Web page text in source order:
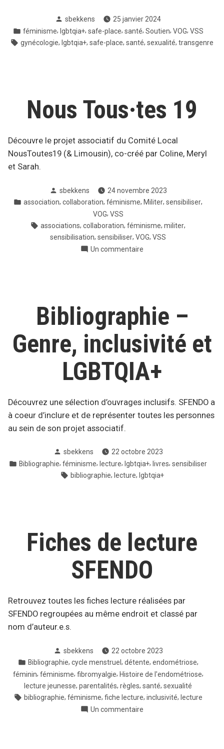
Posté
par
sbekkens
25 janvier 2024
Posté
dans
féminisme, lgbtqia+, safe-place, santé, Soutien, VOG, VSS
Tags:
gynécologie, lgbtqia+, safe-place, santé, sexualité, transgenre
Nous Tous·tes 19
Découvre le projet associatif du Comité Local
NousToutes19 (& Limousin), co-créé par Coline, Meryl
et Sarah.
Posté
par
sbekkens
24 novembre 2023
Posté
association, collaboration, féminisme, Militer, sensibiliser,
VOG, VSS
Tags:
associations, collaboration, féminisme, militer,
sensibilisation, sensibiliser, VOG, VSS
Un commentaire
Bibliographie –
Genre, inclusivité et
LGBTQIA+
Découvrez une sélection d’ouvrages inclusifs. SFENDO a
à coeur d’inclure et de représenter toutes les personnes
au sein de son projet associatif.
Posté
par
sbekkens
22 octobre 2023
Posté
Bibliographie, féminisme, lecture, lgbtqia+, livres, sensibiliser
Tags:
bibliographie, lecture, lgbtqia+
Fiches de lecture
SFENDO
Retrouvez toutes les fiches lecture réalisées par
SFENDO regroupées au même endroit et classé par
nom d’auteur.e.s.
Posté
par
sbekkens
22 octobre 2023
Posté
dans
Bibliographie, cycle menstruel , détente, endométriose,
féminin, féminisme, fibromyalgie, Histoire de l'endométriose,
lecture jeunesse, parentalités, règles, santé, sexualité
Tags:
bibliographie, féminisme, fiche lecture, inclusivité, lecture
Un commentaire